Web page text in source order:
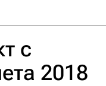
с
2018